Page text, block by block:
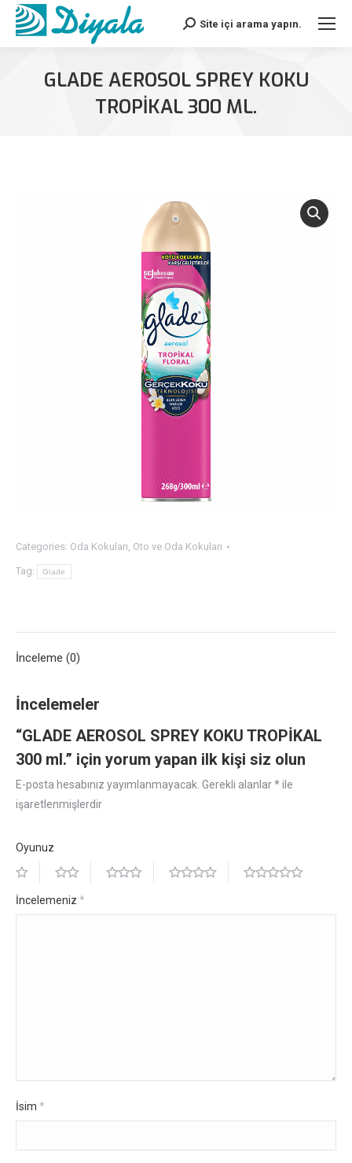
Search:Site içi arama yapın.
GLADE AEROSOL SPREY KOKU
TROPİKAL 300 ML.
Categories: Oda Kokuları, Oto ve Oda Kokuları
Tag: Glade
İnceleme (0)
İncelemeler
“GLADE AEROSOL SPREY KOKU TROPİKAL
300 ml.” için yorum yapan ilk kişi siz olun
E-posta hesabınız yayımlanmayacak. Gerekli alanlar*ile
işaretlenmişlerdir
Oyunuz
İncelemeniz *
İsim *